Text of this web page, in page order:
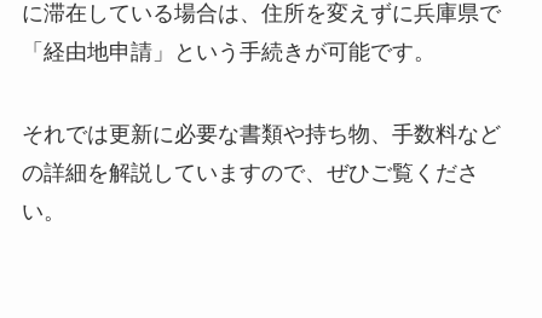
に滞在している場合は、住所を変えずに兵庫県で
「経由地申請」という手続きが可能です。
それでは更新に必要な書類や持ち物、手数料など
の詳細を解説していますので、ぜひご覧くださ
い。